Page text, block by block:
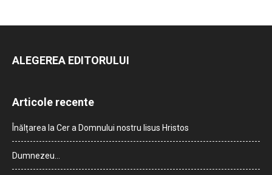
ALEGEREA EDITORULUI
Articole recente
Înălțarea la Cer a Domnului nostru Iisus Hristos
Dumnezeu…